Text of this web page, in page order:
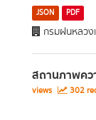
JSON PDF
กรมฝนหลวง
สถานภาพคว
views
302